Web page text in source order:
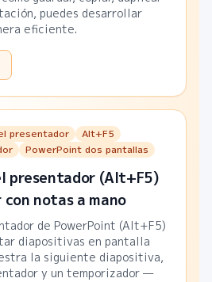
puedes desarrollar
eficiente.
presentador
Alt+F5
PowerPoint dos pantallas
presentador (Alt+F5)
notas a mano
de PowerPoint (Alt+F5)
diapositivas en pantalla
la siguiente diapositiva,
y un temporizador —